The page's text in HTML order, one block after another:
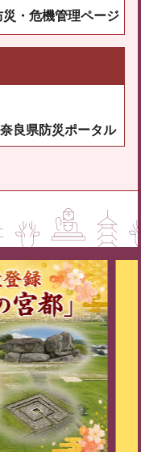
災・危機管理ページ
奈良県防災ポータル